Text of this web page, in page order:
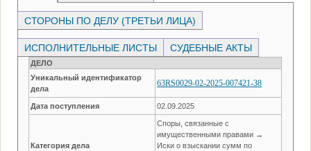
СТОРОНЫ ПО ДЕЛУ (ТРЕТЬИ ЛИЦА)
ИСПОЛНИТЕЛЬНЫЕ ЛИСТЫ СУДЕБНЫЕ АКТЫ
ДЕЛО
Уникальный идентификатор
дела
63RS0029-02-2025-007421-38
Дата поступления 02.09.2025
Категория дела
Споры, связанные с
имущественными правами →
Иски о взыскании сумм по